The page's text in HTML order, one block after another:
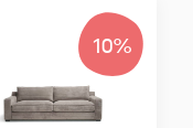
10%